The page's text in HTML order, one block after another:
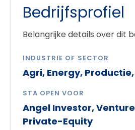
Bedrijfsprofiel
Belangrijke details over dit
INDUSTRIE OF SECTOR
Agri, Energy,
STA OPEN VOOR
Angel Investor,
Private-Equity